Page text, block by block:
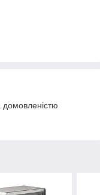
домовленістю